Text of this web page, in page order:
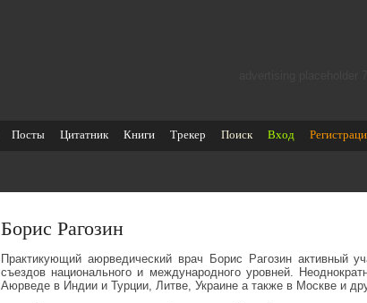
Посты Цитатник Книги Трекер Поиск Вход
Борис Рагозин
Практикующий аюрведический врач Борис Рагозин активный
съездов национального и международного уровней.
Аюрведе в Индии и Турции, Литве, Украине а также в Москве и